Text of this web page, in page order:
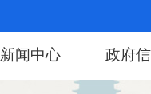
新闻中心 政府